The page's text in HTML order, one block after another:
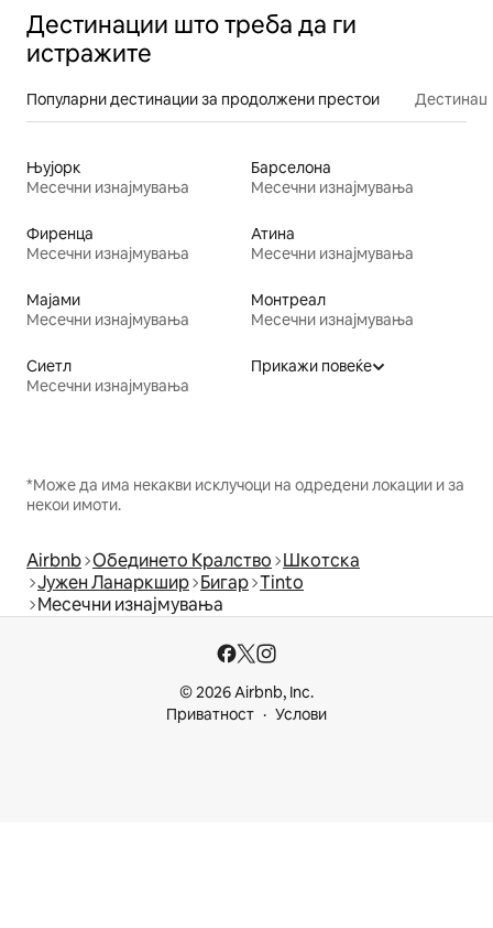
Дестинации што треба да ги
истражите
Популарни дестинации за продолжени престои
Њујорк
Месечни изнајмувања
Барселона
Месечни изнајмувања
Фиренца
Месечни изнајмувања
Атина
Месечни изнајмувања
Мајами
Месечни изнајмувања
Монтреал
Месечни изнајмувања
Сиетл
Месечни изнајмувања
Прикажи повеќе
*Може да има некакви исклучоци на одредени локации и за
некои имоти.
Airbnb Обединето Кралство Шкотска
Јужен Ланаркшир Бигар Tinto
Месечни изнајмувања
© 2026 Airbnb, Inc.
Приватност
Услови